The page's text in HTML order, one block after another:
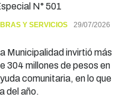
N° 501
Y SERVICIOS 29/07/2026
Municipalidad invirtió más
304 millones de pesos en
comunitaria, en lo que
del año.